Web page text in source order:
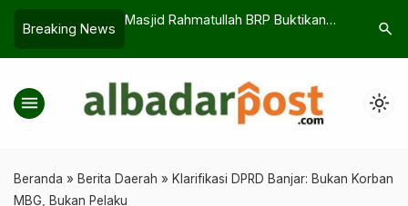
Breaking News
Cuma 3 di Dunia! Su-27SKM
Arsenal
search
menu light_mode
Beranda » Berita Daerah » Klarifikasi DPRD Banjar: Bukan Korban
MBG, Bukan Pelaku